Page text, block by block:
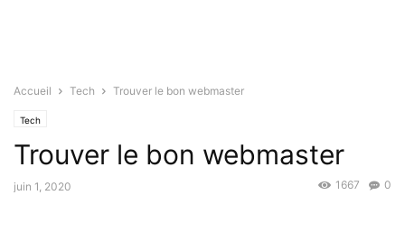
Accueil Tech Trouver le bon webmaster
Tech
Trouver le bon webmaster
juin 1, 2020 0
1667